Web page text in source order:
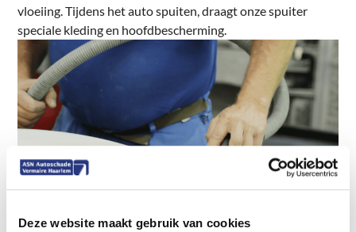
Deze website maakt gebruik van cookies
vloeiing. Tijdens het auto spuiten, draagt onze spuiter
speciale kleding en hoofdbescherming.